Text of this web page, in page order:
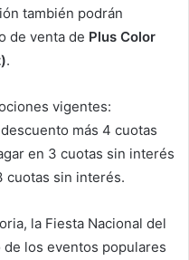
también podrán
de venta de Plus Color
.
vigentes:
más 4 cuotas
en 3 cuotas sin interés
cuotas sin interés.
la Fiesta Nacional del
los eventos populares